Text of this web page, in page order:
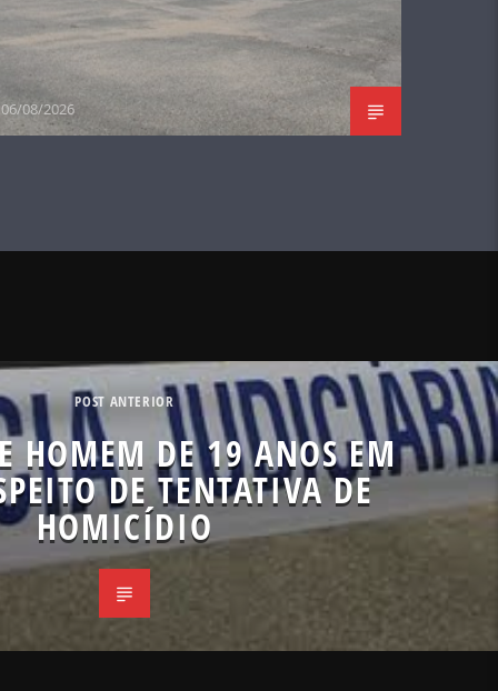
06/08/2026
POST ANTERIOR
HOMEM DE 19 ANOS EM
DE TENTATIVA DE
HOMICÍDIO